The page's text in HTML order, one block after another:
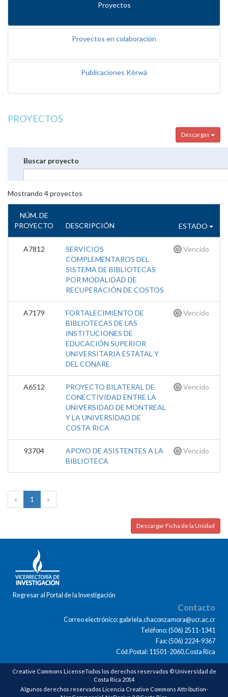
Proyectos
Proyectos en colaboración
Publicaciones Kérwá
PROYECTOS
Descargas
Buscar proyecto
Mostrando 4proyectos
NÚM. DE
PROYECTO
DESCRIPCIÓN ESTADO
A7812
SERVICIOS
COMPLEMENTAROS DEL
SISTEMA DE BIBLIOTECAS
POR MODALIDAD DE
RECUPERACIÓN DE COSTOS
Vencido
A7179
FORTALECIMIENTO DE
BIBLIOTECAS DE LAS
INSTITUCIONES DE
EDUCACIÓN SUPERIOR
UNIVERSITARIA ESTATAL Y
DEL CONARE.
Vencido
A6512
PROYECTO BILATERAL DE
CONECTIVIDAD ENTRE LA
UNIVERSIDAD DE MONTREAL
Y LA UNIVERSIDAD DE
COSTA RICA
Vencido
93704
APOYO DE ASISTENTES A LA
BIBLIOTECA
Vencido
« 1 »
Descargar Ficha de la Unidad
Regresar al Portal de la Investigación
Contacto
Correo electrónico: gabriela.chaconzamora@ucr.ac.cr
Teléfono: (506) 2511-1341
Fax: (506) 2224-9367
Cód.Postal: 11501-2060,Costa Rica
Creative Commons LicenseTodos los derechos reservados © Universidad de
Costa Rica 2014
Algunos derechos reservados Licencia Creative Commons Attribution-